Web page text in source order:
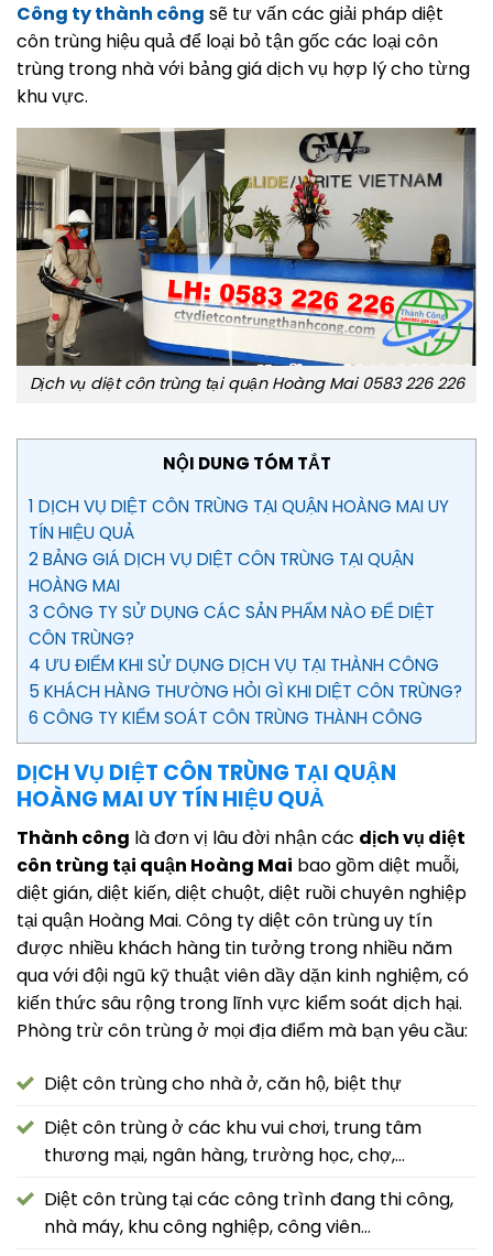
Công ty thành công sẽ tư vấn các giải pháp diệt
côn trùng hiệu quả để loại bỏ tận gốc các loại côn
trùng trong nhà với bảng giá dịch vụ hợp lý cho từng
khu vực.
Dịch vụ diệt côn trùng tại quận Hoàng Mai 0583 226 226
NỘI DUNG TÓM TẮT
1 DỊCH VỤ DIỆT CÔN TRÙNG TẠI QUẬN HOÀNG MAI UY
TÍN HIỆU QUẢ
2 BẢNG GIÁ DỊCH VỤ DIỆT CÔN TRÙNG TẠI QUẬN
HOÀNG MAI
3 CÔNG TY SỬ DỤNG CÁC SẢN PHẨM NÀO ĐỂ DIỆT
CÔN TRÙNG?
4 ƯU ĐIỂM KHI SỬ DỤNG DỊCH VỤ TẠI THÀNH CÔNG
5 KHÁCH HÀNG THƯỜNG HỎI GÌ KHI DIỆT CÔN TRÙNG?
6 CÔNG TY KIỂM SOÁT CÔN TRÙNG THÀNH CÔNG
DỊCH VỤ DIỆT CÔN TRÙNG TẠI QUẬN
HOÀNG MAI UY TÍN HIỆU QUẢ
Thành công là đơn vị lâu đời nhận các dịch vụ diệt
côn trùng tại quận Hoàng Mai bao gồm diệt muỗi,
diệt gián, diệt kiến, diệt chuột, diệt ruồi chuyên nghiệp
tại quận Hoàng Mai. Công ty diệt côn trùng uy tín
được nhiều khách hàng tin tưởng trong nhiều năm
qua với đội ngũ kỹ thuật viên dầy dặn kinh nghiệm, có
kiến thức sâu rộng trong lĩnh vực kiểm soát dịch hại.
Phòng trừ côn trùng ở mọi địa điểm mà bạn yêu cầu:
Diệt côn trùng cho nhà ở, căn hộ, biệt thự
Diệt côn trùng ở các khu vui chơi, trung tâm
thương mại, ngân hàng, trường học, chợ,…
Diệt côn trùng tại các công trình đang thi công,
nhà máy, khu công nghiệp, công viên…